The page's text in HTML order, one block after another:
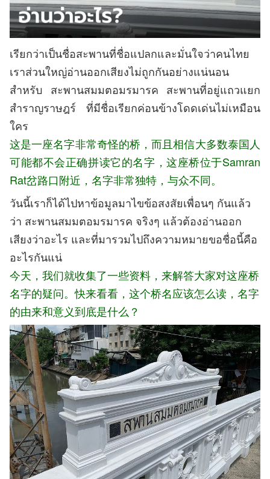
เรียกว่าเป็นชื่อสะพานที่ชื่อแปลกและมั่นใจว่าคนไทย
เราส่วนใหญ่อ่านออกเสียงไม่ถูกกันอย่างแน่นอน
สำหรับ สะพานสมมตอมรมารค สะพานที่อยู่แถวแยก
สำราญราษฎร์ ที่มีชื่อเรียกค่อนข้างโดดเด่นไม่เหมือน
ใคร
这是一座名字非常奇怪的桥，而且相信大多数泰国人
可能都不会正确拼读它的名字，这座桥位于Samran
Rat岔路口附近，名字非常独特，与众不同。
วันนี้เราก็ได้ไปหาข้อมูลมาไขข้อสงสัยเพื่อนๆ กันแล้ว
ว่า สะพานสมมตอมรมารค จริงๆ แล้วต้องอ่านออก
เสียงว่าอะไร และที่มารวมไปถึงความหมายขอชื่อนี้คือ
อะไรกันแน่
今天，我们就收集了一些资料，来解答大家对这座桥
名字的疑问。快来看看，这个桥名应该怎么读，名字
的由来和意义到底是什么？